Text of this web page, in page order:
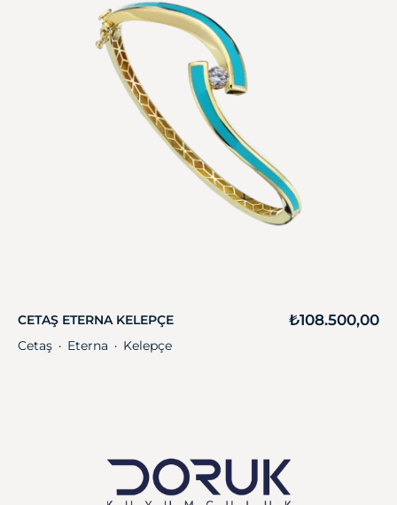
CETAŞ ETERNA KELEPÇE ₺108.500,00
Cetaş ・ Eterna ・ Kelepçe